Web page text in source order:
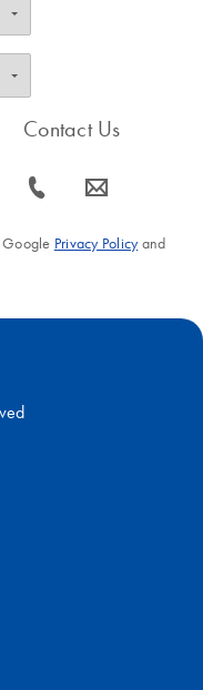
Contact Us
icon_0072_phone-s icon_0063_envelope-s
Google Privacy Policyand